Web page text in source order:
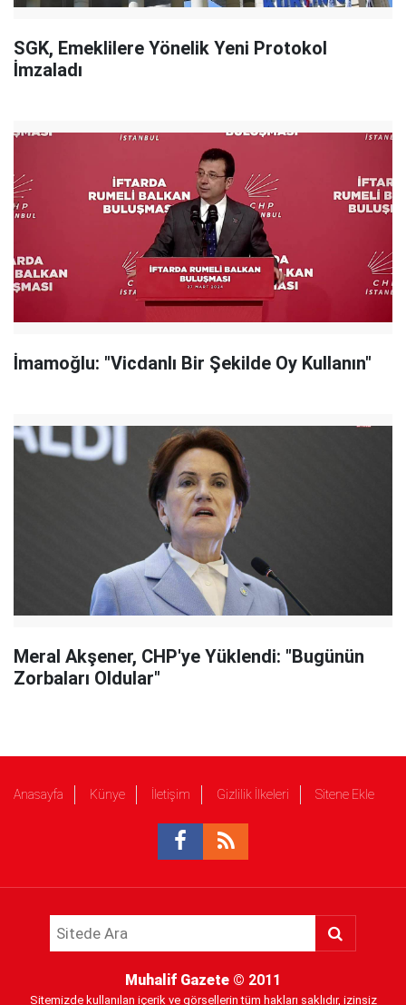
SGK, Emeklilere Yönelik Yeni Protokol
İmzaladı
İmamoğlu: "Vicdanlı Bir Şekilde Oy Kullanın"
Meral Akşener, CHP'ye Yüklendi: "Bugünün
Zorbaları Oldular"
Anasayfa Künye İletişim Gizlilik İlkeleri Sitene Ekle
Muhalif Gazete © 2011
Sitemizde kullanılan içerik ve görsellerin tüm hakları saklıdır, izinsiz